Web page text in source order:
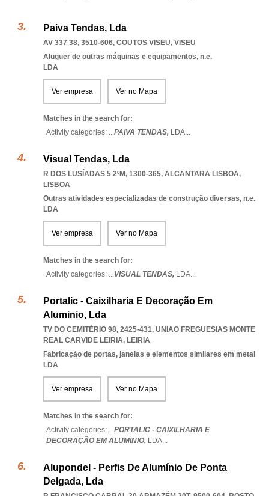
Paiva Tendas, Lda
AV 337 38, 3510-606, COUTOS VISEU, VISEU
Aluguer de outras máquinas e equipamentos, n.e.
LDA
Ver empresa Ver no Mapa
Matches in the search for:
Activity categories: ...PAIVA TENDAS, LDA...
Visual Tendas, Lda
R DOS LUSÍADAS 5 2ºM, 1300-365, ALCANTARA LISBOA,
LISBOA
Outras atividades especializadas de construção diversas, n.e.
LDA
Ver empresa Ver no Mapa
Matches in the search for:
Activity categories: ...VISUAL TENDAS, LDA...
Portalic - Caixilharia E Decoração Em
Aluminio, Lda
TV DO CEMITÉRIO 98, 2425-431, UNIAO FREGUESIAS MONTE
REAL CARVIDE LEIRIA, LEIRIA
Fabricação de portas, janelas e elementos similares em metal
LDA
Ver empresa Ver no Mapa
Matches in the search for:
Activity categories: ...PORTALIC - CAIXILHARIA E
DECORAÇÃO EM ALUMINIO, LDA...
Alupondel - Perfis De Alumínio De Ponta
Delgada, Lda